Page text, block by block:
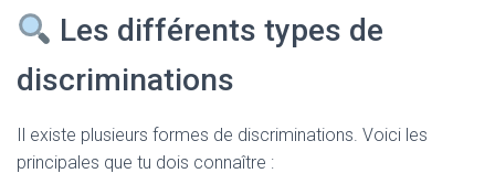
Les différents types de
discriminations
Il existe plusieurs formes de discriminations. Voici les
principales que tu dois connaître :